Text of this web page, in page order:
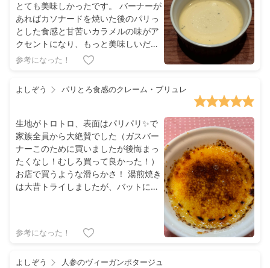
とても美味しかったです。 バーナーが
あればカソナードを焼いた後のパリっ
とした食感と甘苦いカラメルの味がア
クセントになり、もっと美味しいだろ
うと想像してしまいました
参考になった！
よしぞう パリとろ食感のクレーム・ブリュレ
生地がトロトロ、表面はパリパリ✨で
家族全員から大絶賛でした（ガスバー
ナーこのために買いましたが後悔まっ
たくなし！むしろ買って良かった！）
お店で買うような滑らかさ！ 湯煎焼き
は大昔トライしましたが、バットに載
は画期的です。感謝✨
参考になった！
よしぞう 人参のヴィーガンポタージュ